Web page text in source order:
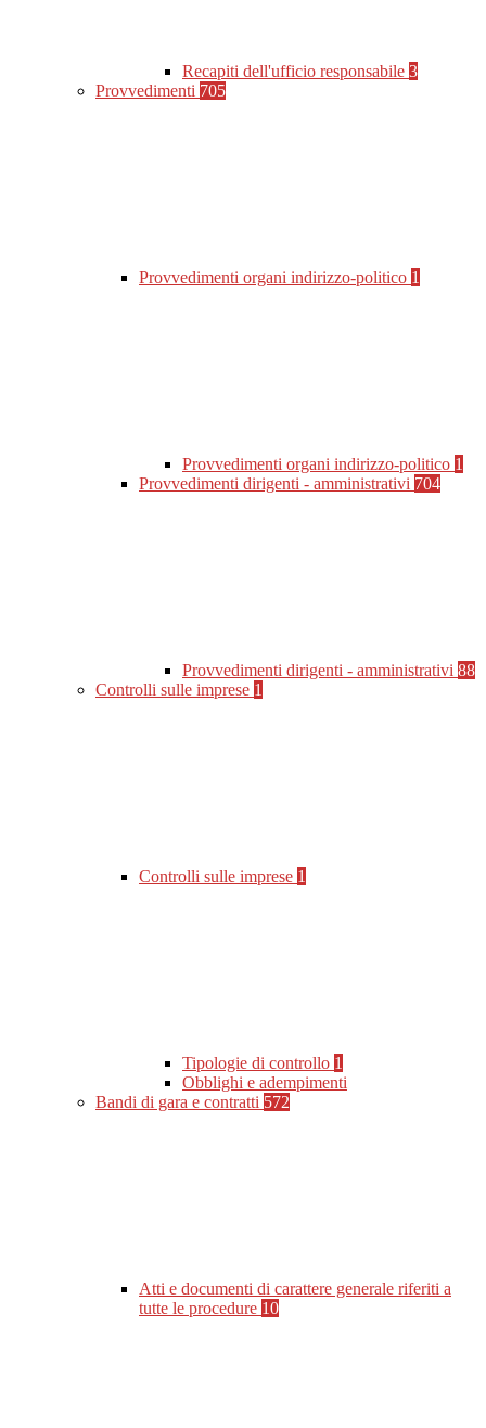
Recapiti dell'ufficio responsabile 3
Provvedimenti 705
Provvedimenti organi indirizzo-politico 1
Provvedimenti organi indirizzo-politico 1
Provvedimenti dirigenti - amministrativi 704
Provvedimenti dirigenti - amministrativi 88
Controlli sulle imprese 1
Controlli sulle imprese 1
Tipologie di controllo 1
Obblighi e adempimenti
Bandi di gara e contratti 572
Atti e documenti di carattere generale riferiti a
tutte le procedure 10